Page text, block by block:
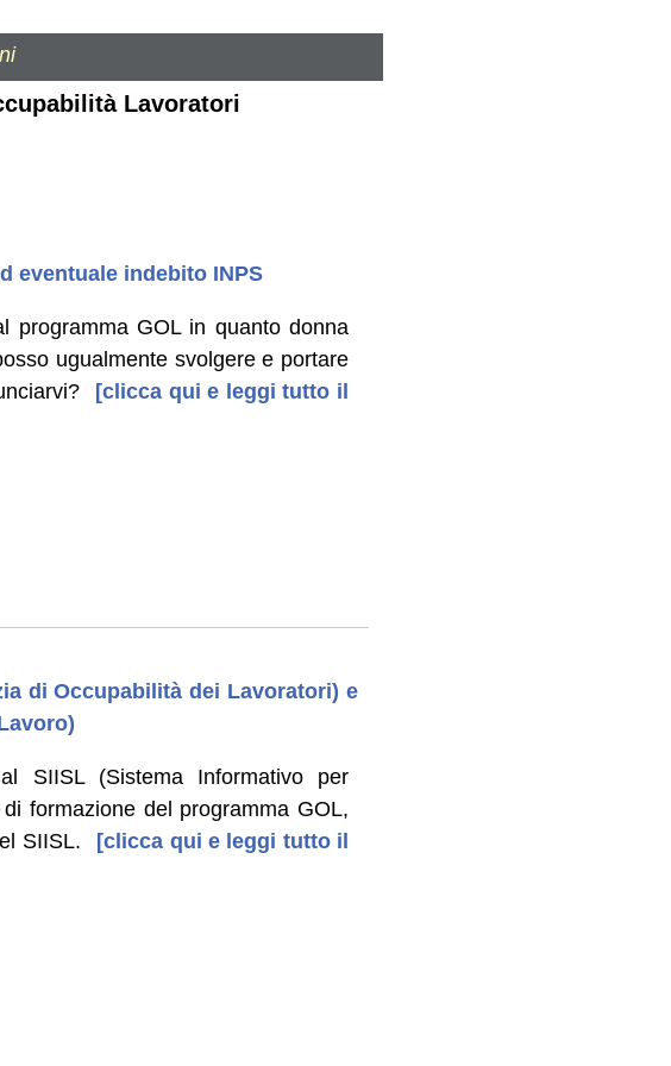
Lavoratori
eventuale indebito INPS
programma GOL in quanto donna
ugualmente svolgere e portare
[clicca qui e leggi tutto il
di Occupabilità dei Lavoratori) e
SIISL (Sistema Informativo per
formazione del programma GOL,
SIISL.
[clicca qui e leggi tutto il